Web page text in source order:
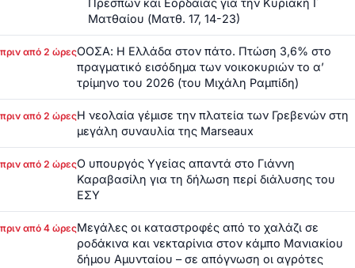
Πρεσπών και Εορδαίας για την Κυριακή Ι΄
Ματθαίου (Ματθ. 17, 14-23)
πριν από 2 ώρεςΟΟΣΑ: Η Ελλάδα στον πάτο. Πτώση 3,6% στο
πραγματικό εισόδημα των νοικοκυριών το α’
τρίμηνο του 2026 (του Μιχάλη Ραμπίδη)
πριν από 2 ώρεςΗ νεολαία γέμισε την πλατεία των Γρεβενών στη
μεγάλη συναυλία της Marseaux
πριν από 2 ώρεςΟ υπουργός Υγείας απαντά στο Γιάννη
Καραβασίλη για τη δήλωση περί διάλυσης του
ΕΣΥ
πριν από 4 ώρεςΜεγάλες οι καταστροφές από το χαλάζι σε
ροδάκινα και νεκταρίνια στον κάμπο Μανιακίου
δήμου Αμυνταίου – σε απόγνωση οι αγρότες